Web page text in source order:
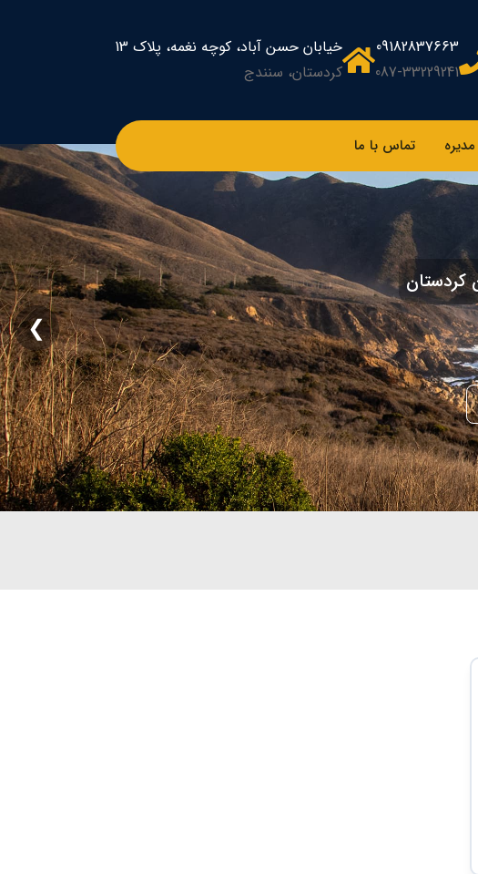
09182837663
087-33229241
خیابان حسن آباد، کوچه نغمه، پلاک 13
کردستان، سنندج
تماس با ما
❯
کردستان